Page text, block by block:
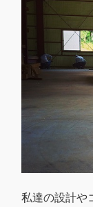
私達の設計や